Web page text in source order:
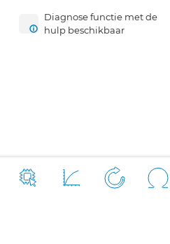
Diagnose functie met de
hulp beschikbaar